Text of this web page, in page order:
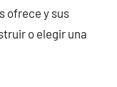
ofrece y sus
o elegir una